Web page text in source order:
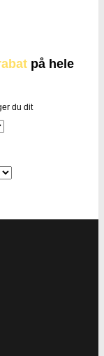
på hele
du dit